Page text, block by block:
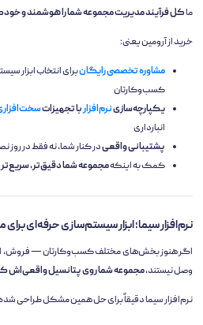
ماکل فرآیند مدیریت مجموعه شما را هوشمند و
خرید از آرومین یعنی:
مشاوره تخصصی رایگانبرای انتخاب ابزار
کسب‌وکارتان
یکپارچه‌سازینرم‌افزاربا تجهیزات
انبارداری
پشتیبانی واقعیدر کنار شما، نه فقط در روز
کمک به اینکهمجموعه شما دقیق‌تر،
نرم‌افزار سیما؛ ابزار سیستم‌سازی حرفه‌ای
اگر هنوز بخش‌های مختلف کسب‌وکارتان — فروش،
وصل نیستند،مجموعه شما روی پتانسیل واقعی‌اش
نرم‌افزار سیما دقیقاً برای حل همین مشکل طراحی